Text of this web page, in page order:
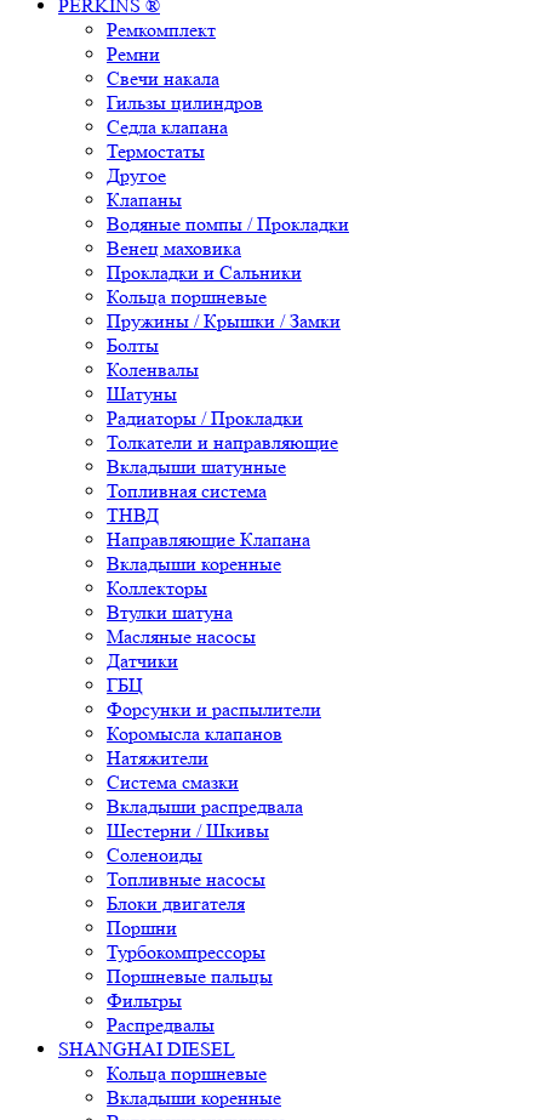
PERKINS ®
Ремкомплект
Ремни
Свечи накала
Гильзы цилиндров
Седла клапана
Термостаты
Другое
Клапаны
Водяные помпы / Прокладки
Венец маховика
Прокладки и Сальники
Кольца поршневые
Пружины / Крышки / Замки
Болты
Коленвалы
Шатуны
Радиаторы / Прокладки
Толкатели и направляющие
Вкладыши шатунные
Топливная система
ТНВД
Направляющие Клапана
Вкладыши коренные
Коллекторы
Втулки шатуна
Масляные насосы
Датчики
ГБЦ
Форсунки и распылители
Коромысла клапанов
Натяжители
Система смазки
Вкладыши распредвала
Шестерни / Шкивы
Соленоиды
Топливные насосы
Блоки двигателя
Поршни
Турбокомпрессоры
Поршневые пальцы
Фильтры
Распредвалы
SHANGHAI DIESEL
Кольца поршневые
Вкладыши коренные